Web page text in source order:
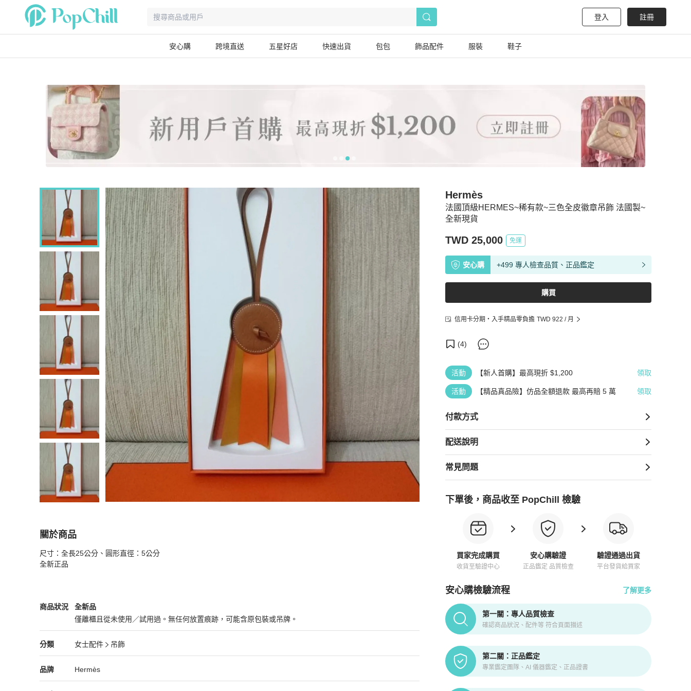
登入 註冊
安心購 跨境直送 五星好店 快速出貨 包包 飾品配件 服裝 鞋子
法國頂級HERMES~稀有款~三色全皮徽章吊飾 法國製~
全新現貨
Hermès
TWD 25,000 免運
安心購 +499 專人檢查品質、正品鑑定
購買
信用卡分期・入手精品零負擔 TWD 922 / 月
(4)
活動 【新人首購】最高現折 $1,200 領取
活動 【精品真品險】仿品全額退款 最高再賠 5 萬 領取
付款方式
配送說明
常見問題
下單後，商品收至 PopChill 檢驗
買家完成購買
收貨至驗證中心
安心購驗證
正品鑑定 品質檢查
驗證通過出貨
平台發貨給買家
安心購檢驗流程 了解更多
PopChill拍拍圈正品驗證、安心購檢驗流程介紹
第一關：專人品質檢查
確認商品狀況、配件等 符合頁面描述
第二關：正品鑑定
專業鑑定團隊、AI 儀器鑑定、正品證書
關於商品
關於 法國頂級HERMES~稀有款~三色全皮徽章吊飾 法國製~ 全新現貨
尺寸：全長25公分、圓形直徑：5公分
全新正品
商品狀況
Hermès女士配件商品狀態與細節
全新品
僅離櫃且從未使用／試用過。無任何放置痕跡，可能含原包裝或吊牌。
全新品
分類
Hermès 女士配件分類資訊
女士配件
吊飾
女士配件/吊飾推薦
品牌
Hermès 精品女士配件
Hermès
Hermès 推薦清單